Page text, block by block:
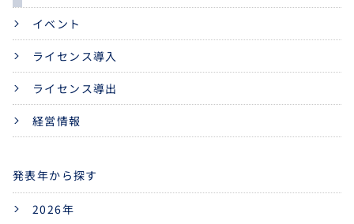
イベント
ライセンス導入
ライセンス導出
経営情報
発表年から探す
2026年